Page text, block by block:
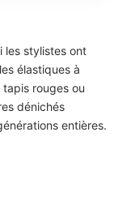
les stylistes ont
élastiques à
tapis rouges ou
dénichés
entières.